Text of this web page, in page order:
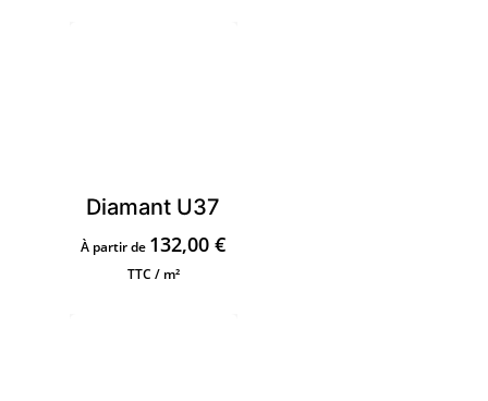
Diamant U37
À partir de 132,00€
TTC / m²